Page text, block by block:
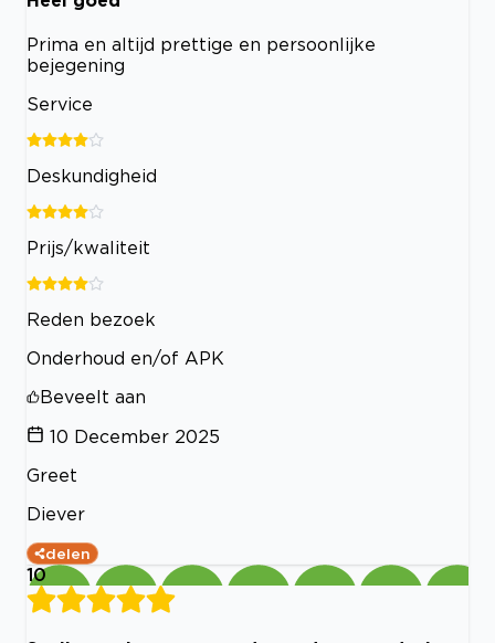
Prima en altijd prettige en persoonlijke
bejegening
Service
Deskundigheid
Prijs/kwaliteit
Reden bezoek
Onderhoud en/of APK
Beveelt aan
10 December 2025
Greet
Diever
delen
10